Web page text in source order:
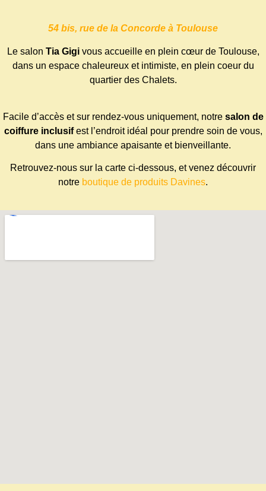
54 bis, rue de la Concorde à Toulouse
Le salon Tia Gigivous accueille en plein cœur de Toulouse,
dans un espace chaleureux et intimiste, en plein coeur du
quartier des Chalets.
Facile d’accès et sur rendez-vous uniquement, notre salon de
coiffure inclusifest l’endroit idéal pour prendre soin de vous,
dans une ambiance apaisante et bienveillante.
Retrouvez-nous sur la carte ci-dessous, et venez découvrir
notre boutique de produits Davines.